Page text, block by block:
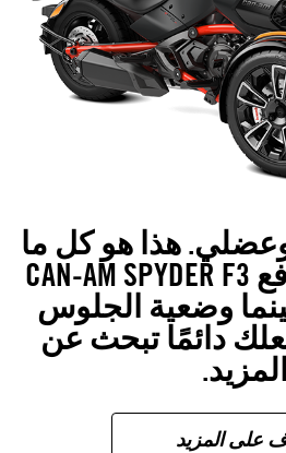
هذا هو كل ما
في الأمر. ستدفع CAN-AM SPYDER F3
وضعية الجلوس
دائمًا تبحث عن
المزيد.
على المزيد